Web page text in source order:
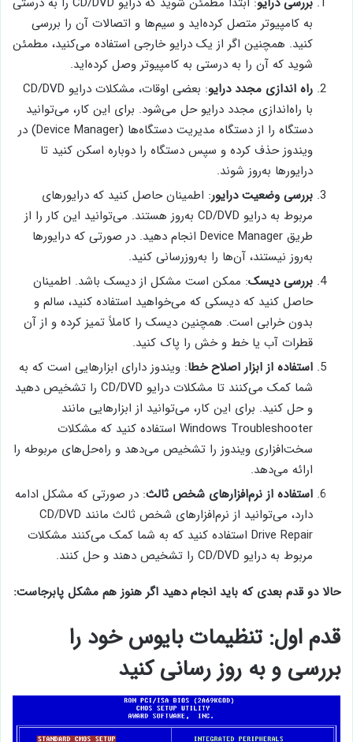
بررسی درایو
: ابتدا مطمئن شوید که درایو CD/DVD را به درستی
به کامپیوتر متصل کرده‌اید و سیم‌ها و اتصالات آن را بررسی
کنید. همچنین اگر از یک درایو خارجی استفاده می‌کنید، مطمئن
شوید که آن را به درستی به کامپیوتر وصل کرده‌اید.
راه اندازی مجدد درایو
: بعضی اوقات، مشکلات درایو CD/DVD
با راه‌اندازی مجدد درایو حل می‌شود. برای این کار، می‌توانید
دستگاه را از دستگاه مدیریت دستگاه‌ها (Device Manager) در
ویندوز حذف کرده و سپس دستگاه را دوباره اسکن کنید تا
درایورها به‌روز شوند.
بررسی وضعیت درایور: اطمینان حاصل کنید که درایورهای
مربوط به درایو CD/DVD به‌روز هستند. می‌توانید این کار را از
طریق Device Manager انجام دهید. در صورتی که درایورها
به‌روز نیستند، آن‌ها را به‌روزرسانی کنید.
بررسی دیسک: ممکن است مشکل از دیسک باشد. اطمینان
حاصل کنید که دیسکی که می‌خواهید استفاده کنید، سالم و
بدون خرابی است. همچنین دیسک را کاملاً تمیز کرده و از آن
قطرات آب یا خط و خش را پاک کنید.
استفاده از ابزار اصلاح خطا: ویندوز دارای ابزارهایی است که به
شما کمک می‌کنند تا مشکلات درایو CD/DVD را تشخیص دهید
و حل کنید. برای این کار، می‌توانید از ابزارهایی مانند
Windows Troubleshooter استفاده کنید که مشکلات
سخت‌افزاری ویندوز را تشخیص می‌دهد و راه‌حل‌های مربوطه را
ارائه می‌دهد.
استفاده از نرم‌افزارهای شخص ثالث: در صورتی که مشکل ادامه
دارد، می‌توانید از نرم‌افزارهای شخص ثالث مانند CD/DVD
Drive Repair استفاده کنید که به شما کمک می‌کنند مشکلات
مربوط به درایو CD/DVD را تشخیص دهند و حل کنند.
حالا دو قدم بعدی که باید انجام دهید اگر هنوز هم مشکل پابرجاست:
قدم اول: تنظیمات بایوس خود را
بررسی و به روز رسانی کنید